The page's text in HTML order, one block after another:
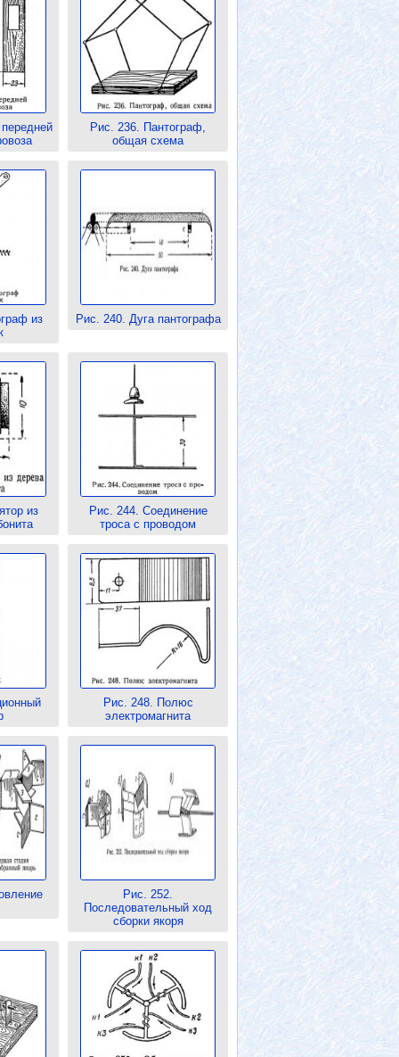
Рис. 236. Пантограф,
общая схема
из
Рис. 240. Дуга пантографа
из
Рис. 244. Соединение
троса с проводом
Рис. 248. Полюс
электромагнита
Рис. 252.
Последовательный ход
сборки якоря